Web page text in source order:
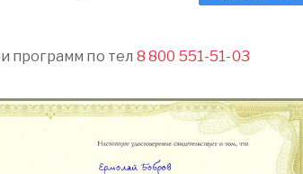
программ по тел 8 800 551-51-03